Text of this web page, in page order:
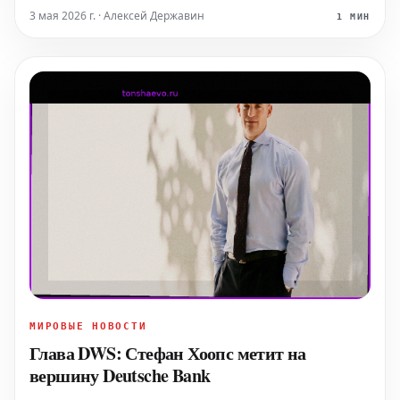
Отчасти это связано и с тем, что Макс Ферстаппен
3 мая 2026 г. · Алексей Державин 1 МИН
МИРОВЫЕ НОВОСТИ
Глава DWS: Стефан Хоопс метит на
вершину Deutsche Bank